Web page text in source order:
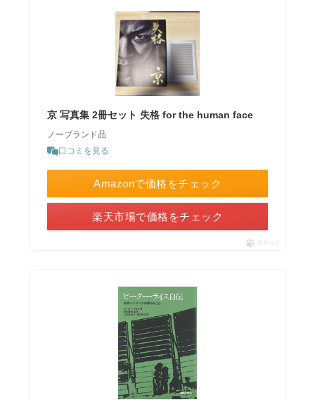
京 写真集 2冊セット 失格 for the human face
ノーブランド品
口コミを見る
Amazonで価格をチェック
楽天市場で価格をチェック
ポチップ